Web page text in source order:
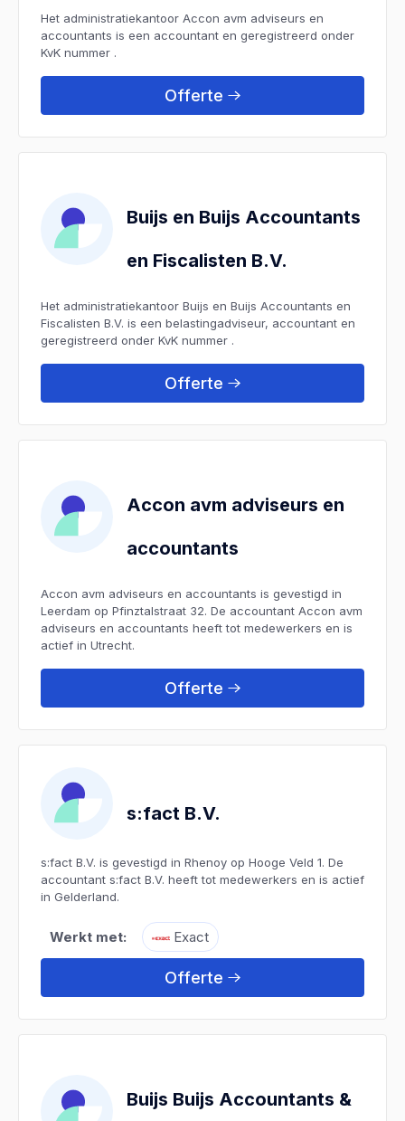
Het administratiekantoor Accon avm adviseurs en
accountants is een accountant en geregistreerd onder
KvK nummer .
Offerte
Buijs en Buijs Accountants
en Fiscalisten B.V.
Het administratiekantoor Buijs en Buijs Accountants en
Fiscalisten B.V. is een belastingadviseur, accountant en
geregistreerd onder KvK nummer .
Offerte
Accon avm adviseurs en
accountants
Accon avm adviseurs en accountants is gevestigd in
Leerdam op Pfinztalstraat 32. De accountant Accon avm
adviseurs en accountants heeft tot medewerkers en is
actief in Utrecht.
Offerte
s:fact B.V.
s:fact B.V. is gevestigd in Rhenoy op Hooge Veld 1. De
accountant s:fact B.V. heeft tot medewerkers en is actief
in Gelderland.
Werkt met: Exact
Offerte
Buijs Buijs Accountants &